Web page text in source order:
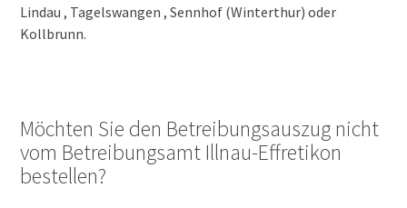
Lindau , Tagelswangen , Sennhof (Winterthur) oder
Kollbrunn.
Möchten Sie den Betreibungsauszug nicht
vom Betreibungsamt Illnau-Effretikon
bestellen?